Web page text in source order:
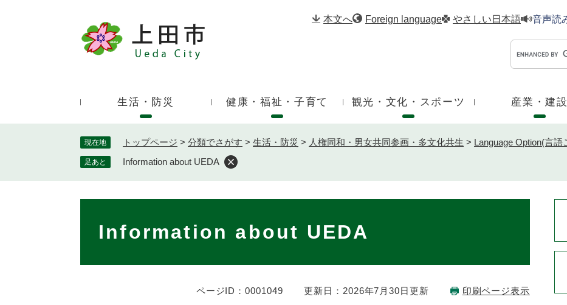
。
本文へ Foreign language やさしい日本語 音声読
ド
生活・防災 健康・福祉・子育て 観光・文化・スポーツ 産業・建設
現在地 トップページ > 分類でさがす > 生活・防災 > 人権同和・男女共同参画・多文化共生 > Language Option(言語
足あと Information about UEDA
Information about UEDA
ページID：0001049 更新日：2026年7月30日更新 印刷ページ表示